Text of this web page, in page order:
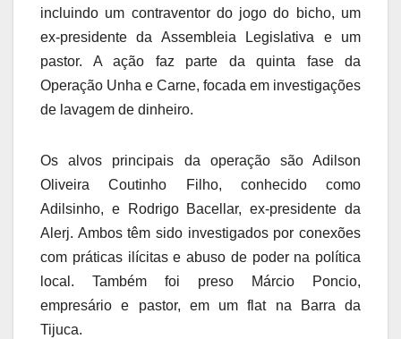
incluindo um contraventor do jogo do bicho, um
ex-presidente da Assembleia Legislativa e um
pastor. A ação faz parte da quinta fase da
Operação Unha e Carne, focada em investigações
de lavagem de dinheiro.
Os alvos principais da operação são Adilson
Oliveira Coutinho Filho, conhecido como
Adilsinho, e Rodrigo Bacellar, ex-presidente da
Alerj. Ambos têm sido investigados por conexões
com práticas ilícitas e abuso de poder na política
local. Também foi preso Márcio Poncio,
empresário e pastor, em um flat na Barra da
Tijuca.